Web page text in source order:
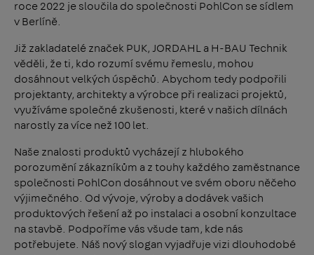
roce 2022 je sloučila do společnosti PohlCon se sídlem
v Berlíně.
Již zakladatelé značek PUK, JORDAHL a H-BAU Technik
věděli, že ti, kdo rozumí svému řemeslu, mohou
dosáhnout velkých úspěchů. Abychom tedy podpořili
projektanty, architekty a výrobce při realizaci projektů,
využíváme společné zkušenosti, které v našich dílnách
narostly za více než 100 let.
Naše znalosti produktů vycházejí z hlubokého
porozumění zákazníkům a z touhy každého zaměstnance
společnosti PohlCon dosáhnout ve svém oboru něčeho
výjimečného. Od vývoje, výroby a dodávek vašich
produktových řešení až po instalaci a osobní konzultace
na stavbě. Podpoříme vás všude tam, kde nás
potřebujete. Náš nový slogan vyjadřuje vizi dlouhodobé